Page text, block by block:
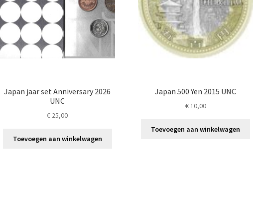
Japan jaar set Anniversary 2026
UNC
€ 25,00
Toevoegen aan winkelwagen
Japan 500 Yen 2015 UNC
€10,00
Toevoegen aan winkelwagen